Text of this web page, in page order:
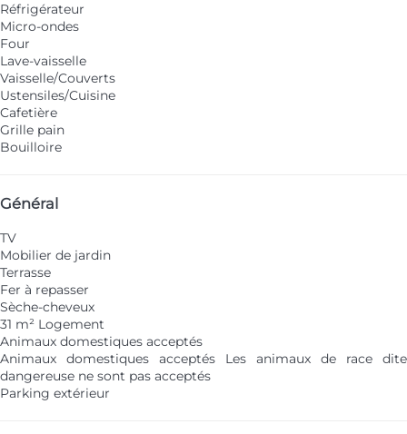
Réfrigérateur
Micro-ondes
Four
Lave-vaisselle
Vaisselle/Couverts
Ustensiles/Cuisine
Cafetière
Grille pain
Bouilloire
Général
TV
Mobilier de jardin
Terrasse
Fer à repasser
Sèche-cheveux
31 m² Logement
Animaux domestiques acceptés
Animaux domestiques acceptés Les animaux de race dite
dangereuse ne sont pas acceptés
Parking extérieur